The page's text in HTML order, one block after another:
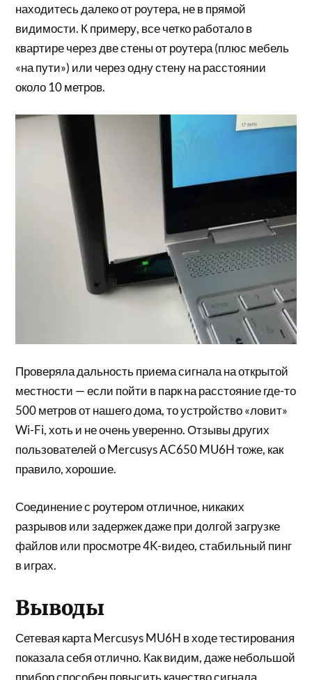
находитесь далеко от роутера, не в прямой
видимости. К примеру, все четко работало в
квартире через две стены от роутера (плюс мебель
«на пути») или через одну стену на расстоянии
около 10 метров.
Проверяла дальность приема сигнала на открытой
местности — если пойти в парк на расстояние где-то
500 метров от нашего дома, то устройство «ловит»
Wi-Fi, хоть и не очень уверенно. Отзывы других
пользователей о Mercusys AC650 MU6H тоже, как
правило, хорошие.
Соединение с роутером отличное, никаких
разрывов или задержек даже при долгой загрузке
файлов или просмотре 4K-видео, стабильный пинг
в играх.
Выводы
Сетевая карта Mercusys MU6H в ходе тестирования
показала себя отлично. Как видим, даже небольшой
прибор способен повысить качество сигнала